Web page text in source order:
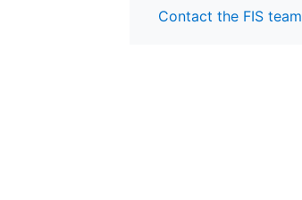
Contact the FIS team